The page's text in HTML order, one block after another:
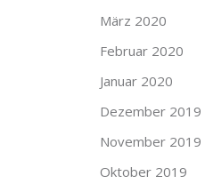
März 2020
Februar 2020
Januar 2020
Dezember 2019
November 2019
Oktober 2019